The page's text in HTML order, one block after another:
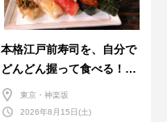
本格江戸前寿司を、自分で
どんどん握って食べる！職
人さんに教わる＜握りの練
習会＞８月
東京・神楽坂
2026年8月15日(土)